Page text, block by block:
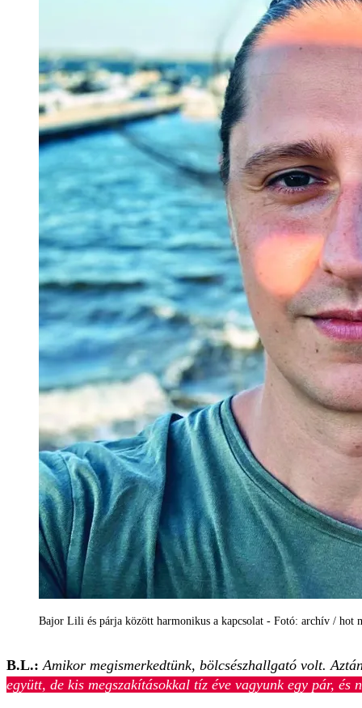
Bajor Lili és párja között harmonikus a kapcsolat - Fotó: archív / hot
B.L.: Amikor megismerkedtünk, bölcsészhallgató volt.
együtt, de kis megszakításokkal tíz éve vagyunk egy pár,